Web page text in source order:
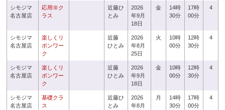
シモジマ
名古屋店
応用Ⅲク
ラス
近藤ひ
とみ
2026
年9月
18日
金
14時
30分
17時
00分
4
シモジマ
名古屋店
楽しくリ
ボンワー
ク
近藤
ひとみ
2026
年8月
25日
火
10時
00分
12時
30分
4
シモジマ
名古屋店
楽しくリ
ボンワー
ク
近藤
ひとみ
2026
年9月
18日
金
10時
00分
12時
30分
4
シモジマ
名古屋店
基礎クラ
ス
近藤ひ
とみ
2026
年8月
月
14時
30分
17時
00分
4